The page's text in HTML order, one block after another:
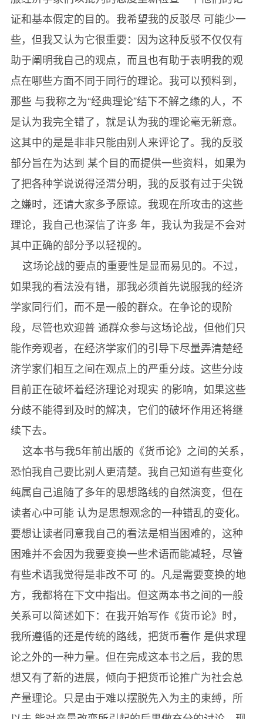
第13章利息率的一般理论 /
第14章古典学派的利息率理论 /
附录马歇尔的《经济学原理》、李嘉图的《政治经
济学原理》以及其他著作中的利息率理论 /
第15章流动性偏好的心理动机和商业动机 /
第16章关于资本性质的几点观察 /
第17章利息与货币的主要特性 /
第18章重述就业一般理论 /
第五卷货币工资与价格
第19章货币工资的变动 /
附录庇古教授的《失业论》 /
第20章就业函数 /
第21章价格论 /
第六卷一般理论引起的若干简论
第22章略论经济周期 /
第23章论重商主义、禁止高利贷法、加印货币以及
消费不足论/
第24章关于《通论》可能产生的社会哲学的总结 /
证和基本假定的目的。我希望我的反驳尽 可能少一
些，但我又认为它很重要：因为这种反驳不仅仅有
助于阐明我自己的观点，而且也有助于表明我的观
点在哪些方面不同于同行的理论。我可以预料到，
那些 与我称之为“经典理论”结下不解之缘的人，不
是认为我完全错了，就是认为我的理论毫无新意。
这其中的是是非非只能由别人来评论了。我的反驳
部分旨在为达到 某个目的而提供一些资料，如果为
了把各种学说说得泾渭分明，我的反驳有过于尖锐
之嫌时，还请大家多予原谅。我现在所攻击的这些
理论，我自己也深信了许多 年，我认为我是不会对
其中正确的部分予以轻视的。
这场论战的要点的重要性是显而易见的。不过，
如果我的看法没有错，那我必须首先说服我的经济
学家同行们，而不是一般的群众。在争论的现阶
段，尽管也欢迎普 通群众参与这场论战，但他们只
能作旁观者，在经济学家们的引导下尽量弄清楚经
济学家们相互之间在观点上的严重分歧。这些分歧
目前正在破坏着经济理论对现实 的影响，如果这些
分歧不能得到及时的解决，它们的破坏作用还将继
续下去。
这本书与我5年前出版的《货币论》之间的关系，
恐怕我自己要比别人更清楚。我自己知道有些变化
纯属自己追随了多年的思想路线的自然演变，但在
读者心中可能 认为是思想观念的一种错乱的变化。
要想让读者同意我自己的看法是相当困难的，这种
困难并不会因为我要变换一些术语而能减轻，尽管
有些术语我觉得是非改不可 的。凡是需要变换的地
方，我都将在下文中指出。但这两本书之间的一般
关系可以简述如下：在我开始写作《货币论》时，
我所遵循的还是传统的路线，把货币看作 是供求理
论之外的一种力量。但在完成这本书之后，我的思
想又有了新的进展，倾向于把货币论推广为社会总
产量理论。只是由于难以摆脱先入为主的束缚，所